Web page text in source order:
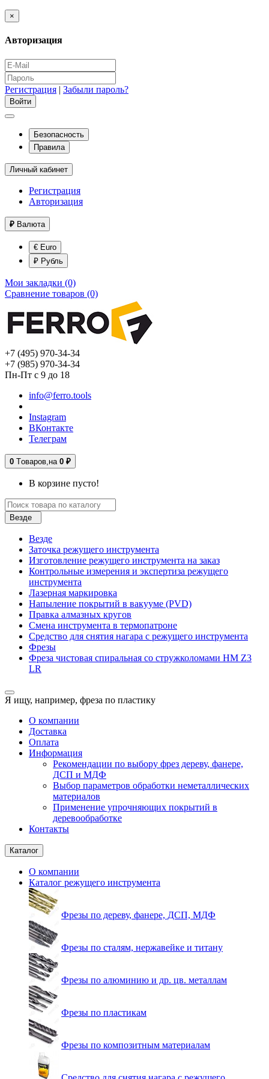
×
Авторизация
Регистрация | Забыли пароль?
Безопасность
Правила
Личный кабинет
Регистрация
Авторизация
₽ Валюта
€ Euro
₽ Рубль
Мои закладки (0)
Сравнение товаров (0)
+7 (495) 970-34-34
+7 (985) 970-34-34
Пн-Пт с 9 до 18
info@ferro.tools
Instagram
ВКонтакте
Телеграм
0 Tоваров, на 0 ₽
В корзине пусто!
Везде
Везде
Заточка режущего инструмента
Изготовление режущего инструмента на заказ
Контрольные измерения и экспертиза режущего
инструмента
Лазерная маркировка
Напыление покрытий в вакууме (PVD)
Правка алмазных кругов
Смена инструмента в термопатроне
Средство для снятия нагара с режущего инструмента
Фрезы
Фреза чистовая спиральная со стружколомами HM Z3
LR
Я ищу, например, фреза по пластику
О компании
Доставка
Оплата
Информация
Рекомендации по выбору фрез дереву, фанере,
ДСП и МДФ
Выбор параметров обработки неметаллических
материалов
Применение упрочняющих покрытий в
деревообработке
Контакты
Каталог
О компании
Каталог режущего инструмента
Фрезы по дереву, фанере, ДСП, МДФ
Фрезы по сталям, нержавейке и титану
Фрезы по алюминию и др. цв. металлам
Фрезы по пластикам
Фрезы по композитным материалам